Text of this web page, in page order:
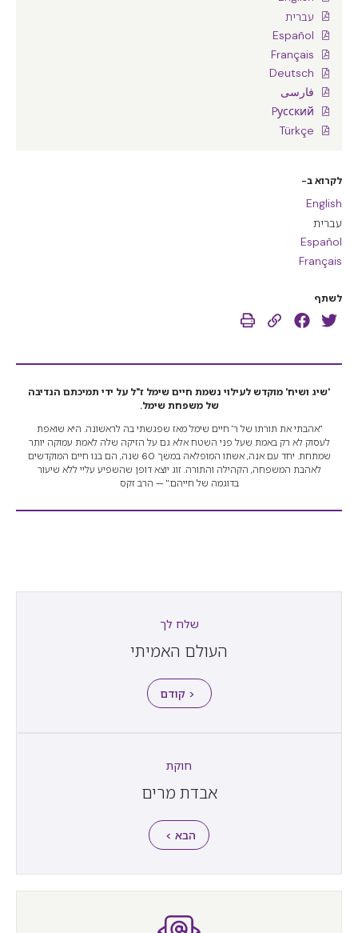
עברית
Español
Français
Deutsch
فارسی
Pусский
Türkçe
לקרוא ב-
English
עברית
Español
Français
לשתף
'שיג ושיח' מוקדש לעילוי נשמת חיים שימל ז"ל על ידי תמיכתם הנדיבה
של משפחת שימל.
"אהבתי את תורתו של ר' חיים שימל מאז שפגשתי בה לראשונה. היא שואפת
לעסוק לא רק באמת שעל פני השטח אלא גם על הזיקה שלה לאמת עמוקה יותר
שמתחת. יחד עם אנה, אשתו המופלאה במשך 60 שנה, הם בנו חיים המוקדשים
לאהבת המשפחה, הקהילה והתורה. זוג יוצא דופן שהשפיע עליי ללא שיעור
בדוגמה של חייהם." — הרב זקס
שלח לך
העולם האמיתי
< קודם
חוקת
אבדת מרים
הבא >